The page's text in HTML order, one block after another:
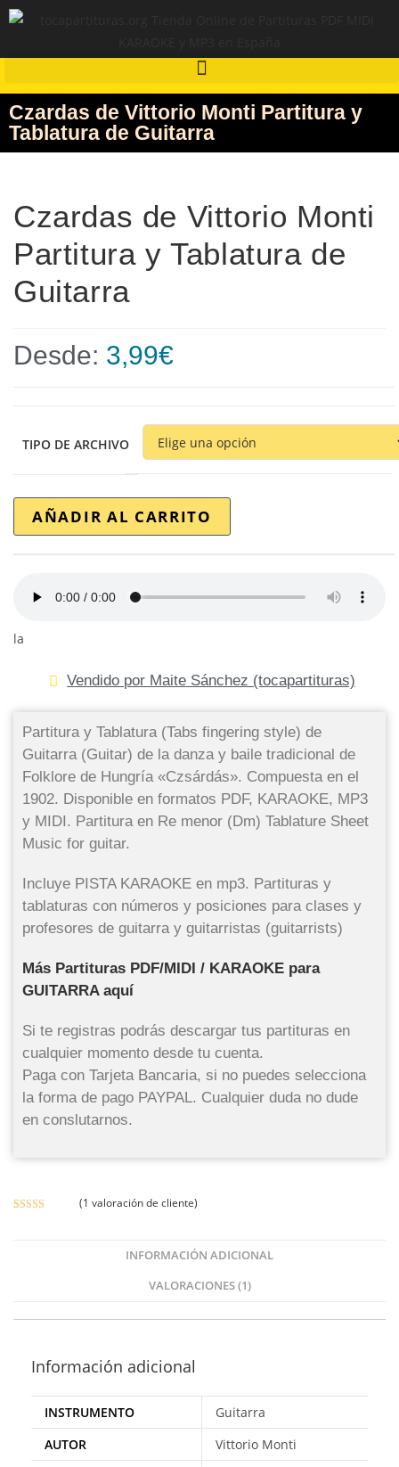
Czardas de Vittorio Monti Partitura y
Tablatura de Guitarra
Czardas de Vittorio Monti
Partitura y Tablatura de
Guitarra
Desde: 3,99€
TIPO DE ARCHIVO
AÑADIR AL CARRITO
la
Vendido por Maite Sánchez (tocapartituras)
Partitura y Tablatura (Tabs fingering style) de
Guitarra (Guitar) de la danza y baile tradicional de
Folklore de Hungría «Czsárdás». Compuesta en el
1902. Disponible en formatos PDF, KARAOKE, MP3
y MIDI. Partitura en Re menor (Dm) Tablature Sheet
Music for guitar.
Incluye PISTA KARAOKE en mp3. Partituras y
tablaturas con números y posiciones para clases y
profesores de guitarra y guitarristas (guitarrists)
Más Partituras PDF/MIDI / KARAOKE para
GUITARRA aquí
Si te registras podrás descargar tus partituras en
cualquier momento desde tu cuenta.
Paga con Tarjeta Bancaria, si no puedes selecciona
la forma de pago PAYPAL. Cualquier duda no dude
en conslutarnos.
ón de
(1 valoración de cliente)
INFORMACIÓN ADICIONAL
VALORACIONES (1)
Información adicional
INSTRUMENTO
Guitarra
AUTOR
Vittorio Monti